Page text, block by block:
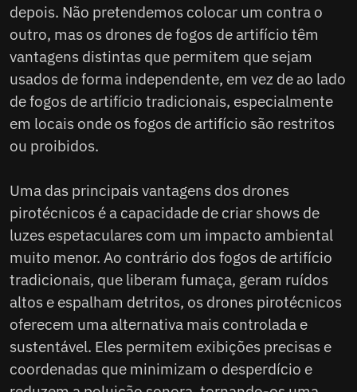
depois. Não pretendemos colocar um contra o
outro, mas os drones de fogos de artifício têm
vantagens distintas que permitem que sejam
usados de forma independente, em vez de ao lado
de fogos de artifício tradicionais, especialmente
em locais onde os fogos de artifício são restritos
ou proibidos.
Uma das principais vantagens dos drones
pirotécnicos é a capacidade de criar shows de
luzes espetaculares com um impacto ambiental
muito menor. Ao contrário dos fogos de artifício
tradicionais, que liberam fumaça, geram ruídos
altos e espalham detritos, os drones pirotécnicos
oferecem uma alternativa mais controlada e
sustentável. Eles permitem exibições precisas e
coordenadas que minimizam o desperdício e